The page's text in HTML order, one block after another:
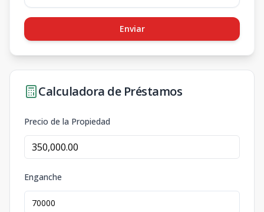
Enviar
Calculadora de Préstamos
Precio de la Propiedad
Enganche